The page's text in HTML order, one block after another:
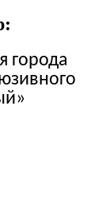
города